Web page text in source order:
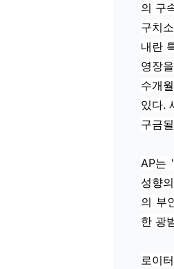
의 구
구치
내란
영장
수개
있다.
구금
AP는
성향
의 부
한 광
로이